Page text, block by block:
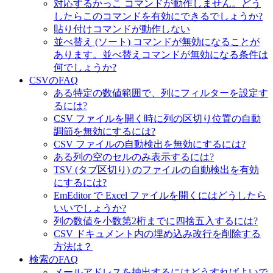
対応するかっこ コマンドが動作しません。どう
したらこのコマンドを有効にできるでしょうか?
貼り付けコマンドが動作しない
並べ替え (ソート) コマンドが無効になることが
あります。並べ替えコマンドが無効になる条件は
何でしょうか?
CSVのFAQ
ある特定の数値範囲で、列にフィルターを設定す
るには?
CSV ファイルを開く時に列の区切り位置の自動
調節を無効にするには?
CSV ファイルの自動検出を無効にするには?
ある列の空のセルのみ表示するには?
TSV (タブ区切り) のファイルの自動検出を有効
にするには?
EmEditor で Excel ファイルを開くにはどうしたら
いいでしょうか?
列の数値を小数第2桁までに四捨五入するには?
CSV ドキュメント内の埋め込み改行を削除する
方法は？
検索のFAQ